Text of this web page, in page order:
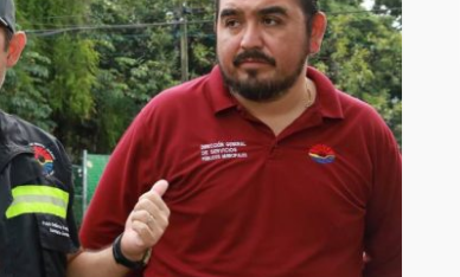
26 Redacción 20 horas ago